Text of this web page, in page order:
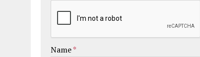
Name*